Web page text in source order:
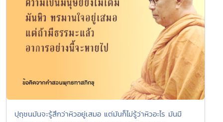
ปุถุชนมันจะรู้สึกว่าหิวอยู่เสมอ แต่มันก็ไม่รู้ว่าหิวอะไร มันมี